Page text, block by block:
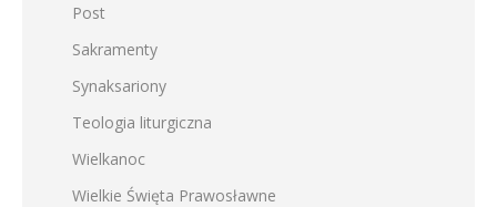
Post
Sakramenty
Synaksariony
Teologia liturgiczna
Wielkanoc
Wielkie Święta Prawosławne